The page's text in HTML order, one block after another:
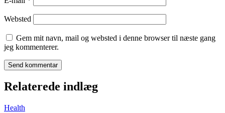
Websted
Gem mit navn, mail og websted i denne browser til næste gang
jeg kommenterer.
Relaterede indlæg
Health